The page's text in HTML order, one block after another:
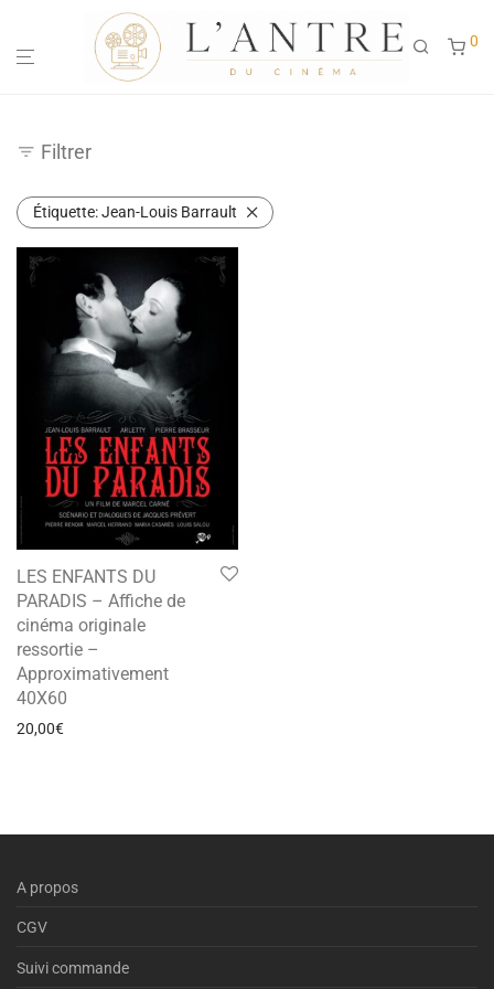
0
Filtrer
Étiquette:Jean-Louis Barrault
LES ENFANTS DU
PARADIS – Affiche de
cinéma originale
ressortie –
Approximativement
40X60
20,00€
A propos
CGV
Suivi commande